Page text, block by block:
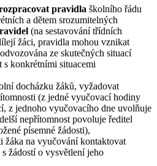
pravidla školního řádu
a dětem srozumitelných
(na sestavování třídních
žáci, pravidla mohou vznikat
ze skutečných situací
s konkrétními situacemi
docházku žáků, vyžadovat
(z jedné vyučovací hodiny
z jednoho vyučovacího dne uvolňuje
nepřítomnost povoluje ředitel
písemné žádosti),
žáka na vyučování kontaktovat
s žádostí o vysvětlení jeho